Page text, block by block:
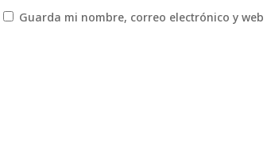
Guarda mi nombre, correo electrónico y